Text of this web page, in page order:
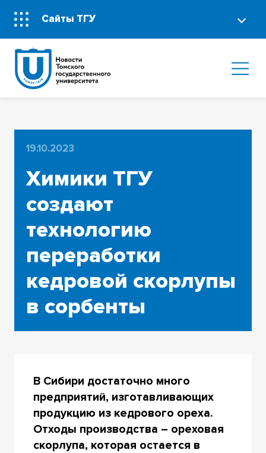
Сайты ТГУ
19.10.2023
Химики ТГУ
создают
технологию
переработки
кедровой скорлупы
в сорбенты
В Сибири достаточно много
предприятий, изготавливающих
продукцию из кедрового ореха.
Отходы производства – ореховая
скорлупа, которая остается в